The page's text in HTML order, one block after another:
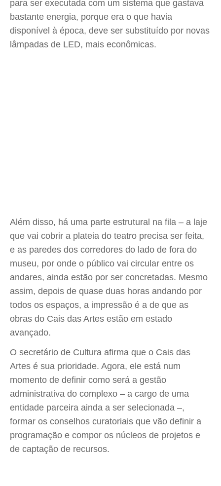
para ser executada com um sistema que gastava
bastante energia, porque era o que havia
disponível à época, deve ser substituído por novas
lâmpadas de LED, mais econômicas.
Além disso, há uma parte estrutural na fila – a laje
que vai cobrir a plateia do teatro precisa ser feita,
e as paredes dos corredores do lado de fora do
museu, por onde o público vai circular entre os
andares, ainda estão por ser concretadas. Mesmo
assim, depois de quase duas horas andando por
todos os espaços, a impressão é a de que as
obras do Cais das Artes estão em estado
avançado.
O secretário de Cultura afirma que o Cais das
Artes é sua prioridade. Agora, ele está num
momento de definir como será a gestão
administrativa do complexo – a cargo de uma
entidade parceira ainda a ser selecionada –,
formar os conselhos curatoriais que vão definir a
programação e compor os núcleos de projetos e
de captação de recursos.